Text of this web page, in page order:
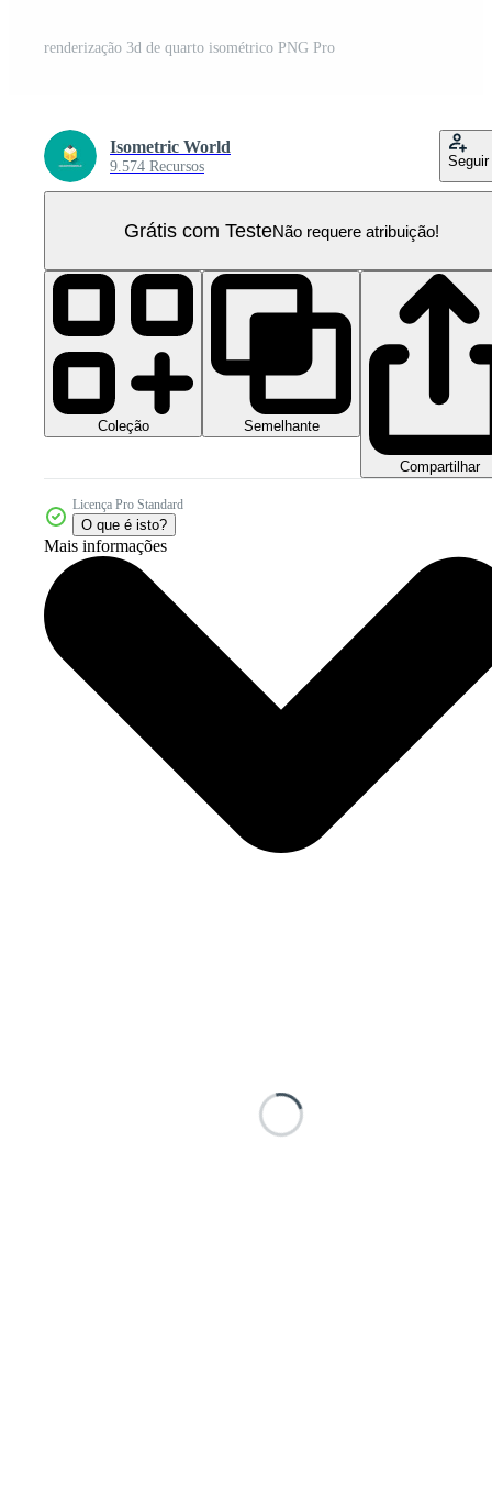
renderização 3d de quarto isométrico PNG Pro
Isometric World
9.574 Recursos Seguir
Grátis com TesteNão requere atribuição!
Coleção Semelhante
Compartilhar
Licença Pro Standard
O que é isto?
Mais informações